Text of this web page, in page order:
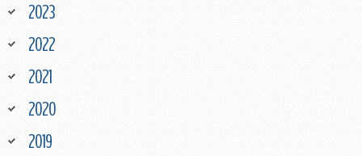
2023
2022
2021
2020
2019